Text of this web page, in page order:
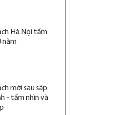
Hà Nội tầm
năm
mới sau sáp
- tầm nhìn và